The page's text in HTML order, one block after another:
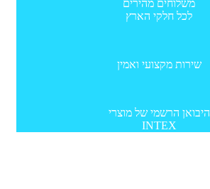
משלוחים מהירים
לכל חלקי הארץ
שירות מקצועי ואמין
היבואן הרשמי של מוצרי
INTEX